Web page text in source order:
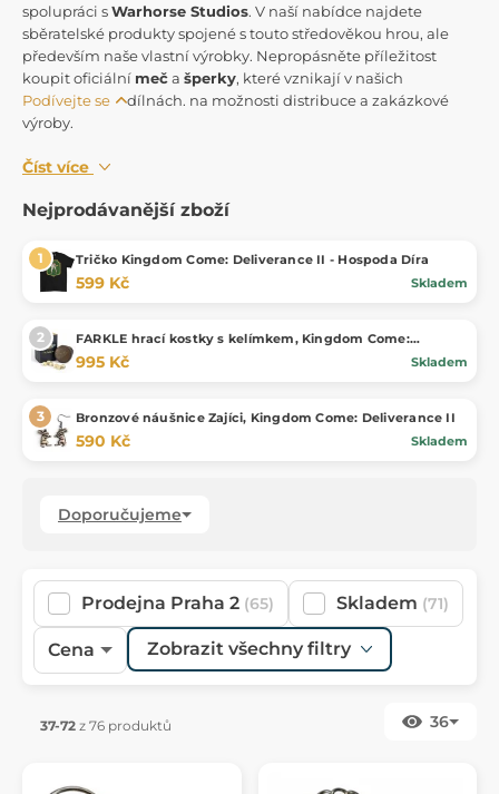
spolupráci sWarhorse Studios. V naší nabídce najdete
sběratelské produkty spojené s touto středověkou hrou, ale
především naše vlastní výrobky. Nepropásněte příležitost
koupit oficiální meča šperky, které vznikají v našich
dílnách.
Podívejte se
na možnosti distribuce a zakázkové
výroby.
Číst více
Nejprodávanější zboží
Tričko Kingdom Come: Deliverance II - Hospoda Díra
599 Kč Skladem
FARKLE hrací kostky s kelímkem, Kingdom Come:
Deliverance, oficiální merch
995 Kč Skladem
Bronzové náušnice Zajíci, Kingdom Come: Deliverance II
590 Kč Skladem
Doporučujeme
Prodejna Praha 2 (65) Skladem (71)
Cena Zobrazit všechny filtry
37-72 z 76 produktů 36